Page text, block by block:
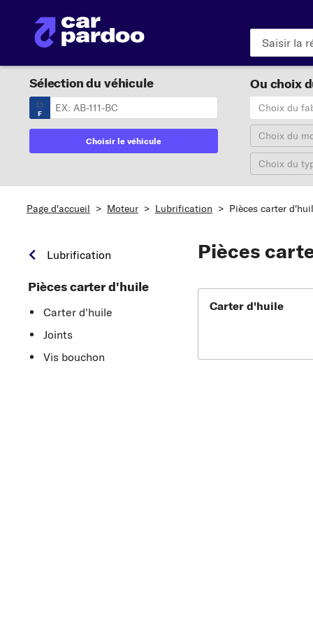
Sélection du véhicule
F
Choisir le véhicule
Ou choix
Choix du
Choix du
Choix du
Page d'accueil > Moteur > Lubrification > Pièces carter
Lubrification
Pièces carter d'huile
Carter d'huile
Joints
Vis bouchon
Pièces
Carter d'huile